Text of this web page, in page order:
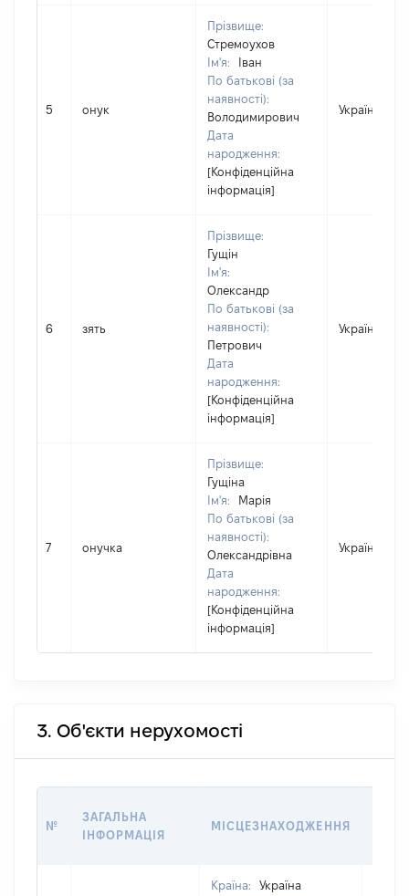
5 онук
Прізвище:
Стремоухов
Ім'я:
Іван
По батькові (за
наявності):
Володимирович
Дата
народження:
[Конфіденційна
інформація]
Україна
6 зять
Прізвище:
Гущін
Ім'я:
Олександр
По батькові (за
наявності):
Петрович
Дата
народження:
[Конфіденційна
інформація]
Україна
7 онучка
Прізвище:
Гущіна
Ім'я:
Марія
По батькові (за
наявності):
Олександрівна
Дата
народження:
[Конфіденційна
інформація]
Україна
3. Об'єкти нерухомості
№
ЗАГАЛЬНА
ІНФОРМАЦІЯ
МІСЦЕЗНАХОДЖЕННЯ
Країна:
Україна